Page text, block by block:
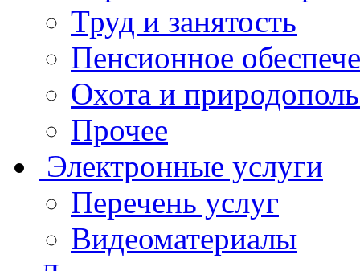
Труд и занятость
Пенсионное
Охота и
Прочее
Электронные услуги
Перечень услуг
Видеоматериалы